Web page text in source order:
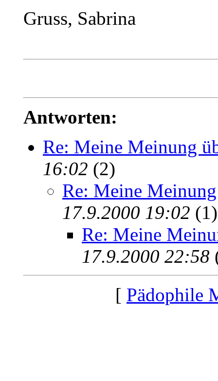
Gruss, Sabrina
Antworten:
Re: Meine Meinung
16:02 (2)
Re: Meine
17.9.2000 19:02 (1)
Re: Meine
17.9.2000 22:58
[ Pädophile